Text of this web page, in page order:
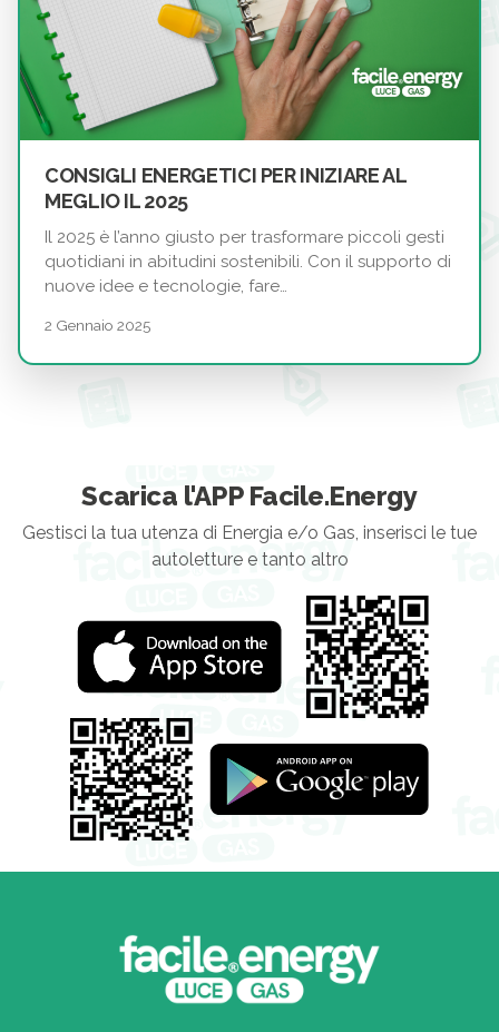
CONSIGLI ENERGETICI PER INIZIARE AL
MEGLIO IL 2025
Il 2025 è l’anno giusto per trasformare piccoli gesti
quotidiani in abitudini sostenibili. Con il supporto di
nuove idee e tecnologie, fare…
2 Gennaio 2025
Scarica l'APP Facile.Energy
Gestisci la tua utenza di Energia e/o Gas, inserisci le tue
autoletture e tanto altro